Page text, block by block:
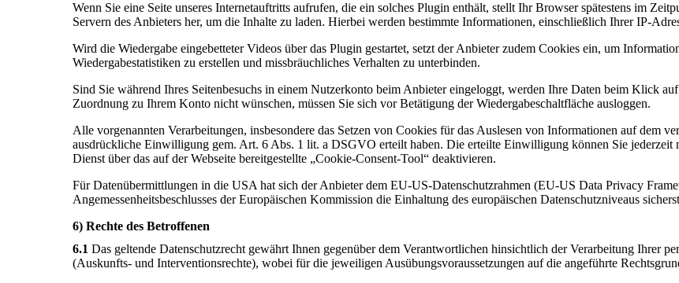
Wenn Sie eine Seite unseres Internetauftritts aufrufen, die ein solches Plugin enthält, stellt Ihr Browser spätestens im
Servern des Anbieters her, um die Inhalte zu laden. Hierbei werden bestimmte Informationen, einschließlich Ihrer IP-
Wird die Wiedergabe eingebetteter Videos über das Plugin gestartet, setzt der Anbieter zudem Cookies ein, um
Wiedergabestatistiken zu erstellen und missbräuchliches Verhalten zu unterbinden.
Sind Sie während Ihres Seitenbesuchs in einem Nutzerkonto beim Anbieter eingeloggt, werden Ihre Daten beim Klick
Zuordnung zu Ihrem Konto nicht wünschen, müssen Sie sich vor Betätigung der Wiedergabeschaltfläche ausloggen.
Alle vorgenannten Verarbeitungen, insbesondere das Setzen von Cookies für das Auslesen von Informationen auf dem
ausdrückliche Einwilligung gem. Art. 6 Abs. 1 lit. a DSGVO erteilt haben. Die erteilte Einwilligung können Sie
Dienst über das auf der Webseite bereitgestellte „Cookie-Consent-Tool“ deaktivieren.
Für Datenübermittlungen in die USA hat sich der Anbieter dem EU-US-Datenschutzrahmen (EU-US Data Privacy
Angemessenheitsbeschlusses der Europäischen Kommission die Einhaltung des europäischen Datenschutzniveaus
6) Rechte des Betroffenen
6.1 Das geltende Datenschutzrecht gewährt Ihnen gegenüber dem Verantwortlichen hinsichtlich der Verarbeitung Ihrer
(Auskunfts- und Interventionsrechte), wobei für die jeweiligen Ausübungsvoraussetzungen auf die angeführte